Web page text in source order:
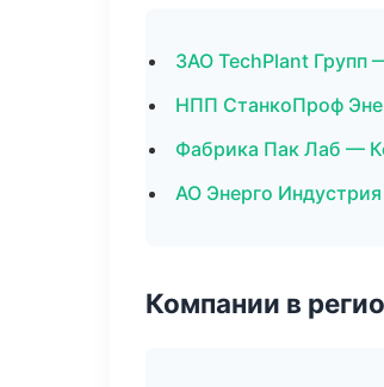
ЗАО TechPlant Групп
НПП СтанкоПроф
Фабрика Пак Лаб —
АО Энерго
Компании в